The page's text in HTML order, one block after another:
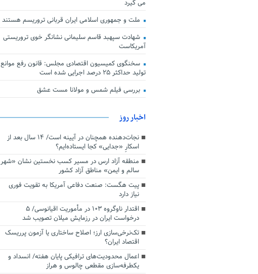
می گیرد
ملت و جمهوری اسلامی ایران قربانی تروریسم هستند
شهادت سپهبد قاسم سلیمانی نشانگر خوی تروریستی
آمریکاست
سخنگوی کمیسیون اقتصادی مجلس: قانون رفع موانع
تولید حداکثر ۲۵ درصد اجرایی شده است
بررسی فیلم شمس و مولانا مست عشق
اخبار روز
نجات‌دهنده‌ همچنان در آیینه است/ ۱۴ سال بعد از
اسکارِ «جدایی» کجا ایستاده‌ایم؟
منطقه آزاد ارس در مسیر کسب نخستین نشان «شهر
سالم و ایمن» مناطق آزاد کشور
پیت هگست: صنعت دفاعی آمریکا به تقویت فوری
نیاز دارد
اقتدار ناوگروه ۱۰۳ در مأموریت‌ اقیانوسی/ ۵
درخواست ایران در رزمایش میلان تصویب شد
تک‌نرخی‌سازی ارز؛ اصلاح ساختاری یا آزمون پرریسک
اقتصاد ایران؟
اعمال محدودیت‌های ترافیکی پایان هفته/ انسداد و
یکطرفه‌سازی مقطعی چالوس و هراز